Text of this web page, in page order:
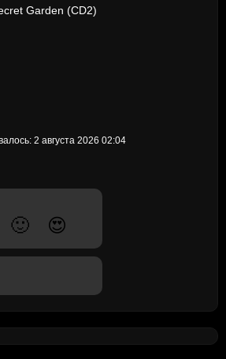
Garden (CD2)
2 августа 2026 02:04
🙂 😍